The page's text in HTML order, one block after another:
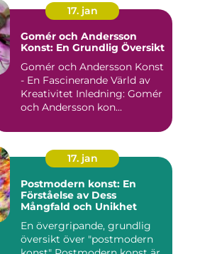
17. jan
Gomér och Andersson
Konst: En Grundlig Översikt
Gomér och Andersson Konst
- En Fascinerande Värld av
Kreativitet Inledning: Gomér
och Andersson kon...
17. jan
Postmodern konst: En
Förståelse av Dess
Mångfald och Unikhet
En övergripande, grundlig
översikt över "postmodern